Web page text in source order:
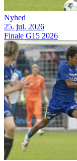
Nyhed
25. jul. 2026
Finale G15 2026